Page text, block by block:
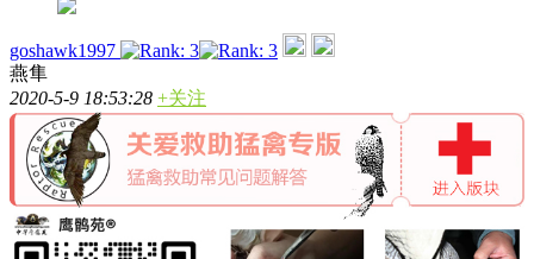
goshawk1997
燕隼
2020-5-9 18:53:28 +关注